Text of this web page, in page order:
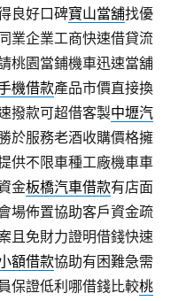
良好口碑寶山當舖找優
業企業工商快速借貸流
桃園當鋪機車迅速當舖
機借款產品市價直接換
撥款可超借客製中壢汽
於服務老酒收購價格擁
供不限車種工廠機車車
金板橋汽車借款有店面
場佈置協助客戶資金疏
且免財力證明借錢快速
額借款協助有困難急需
保證低利哪借錢比較桃